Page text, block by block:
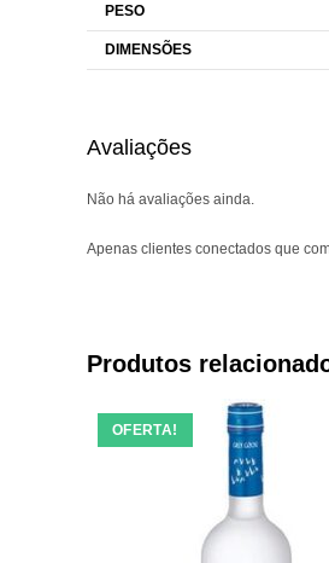
PESO
DIMENSÕES
Avaliações
Não há avaliações ainda.
Apenas clientes conectados que
Produtos
OFERTA!